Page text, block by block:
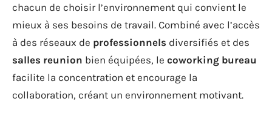
chacun de choisir l’environnement qui convient le
mieux à ses besoins de travail. Combiné avec l’accès
à des réseaux de professionnels diversifiés et des
salles reunion bien équipées, le coworking bureau
facilite la concentration et encourage la
collaboration, créant un environnement motivant.